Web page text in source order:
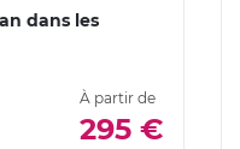
dans les
À partir de
295 €